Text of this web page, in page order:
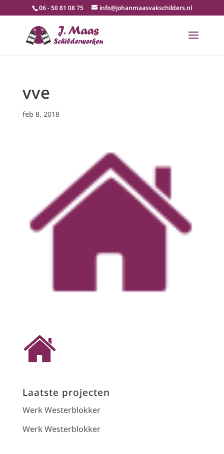
06 - 50 81 08 75 info@johanmaasvakschilders.nl
vve
feb 8, 2018
Laatste projecten
Werk Westerblokker
Werk Westerblokker